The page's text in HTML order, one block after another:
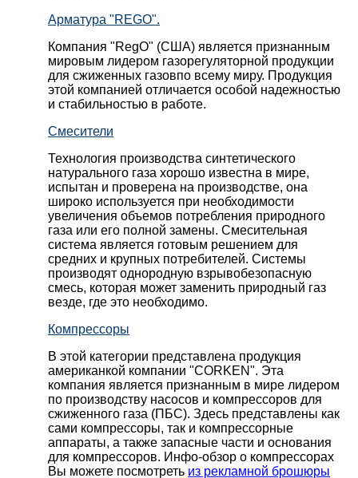
Арматура "REGO".
Компания "RegO" (США) является признанным
мировым лидером газорегуляторной продукции
для сжиженных газовпо всему миру. Продукция
этой компанией отличается особой надежностью
и стабильностью в работе.
Смесители
Технология производства синтетического
натурального газа хорошо известна в мире,
испытан и проверена на производстве, она
широко используется при необходимости
увеличения объемов потребления природного
газа или его полной замены. Смесительная
система является готовым решением для
средних и крупных потребителей. Системы
производят однородную взрывобезопасную
смесь, которая может заменить природный газ
везде, где это необходимо.
Компрессоры
В этой категории представлена продукция
американкой компании "CORKEN". Эта
компания является признанным в мире лидером
по производству насосов и компрессоров для
сжиженного газа (ПБС). Здесь представлены как
сами компрессоры, так и компрессорные
аппараты, а также запасные части и основания
для компрессоров. Инфо-обзор о компрессорах
Вы можете посмотреть из рекламной брошюры